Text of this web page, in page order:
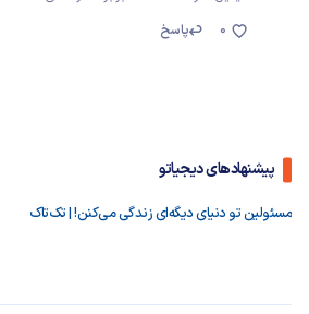
پاسخ
0
پیشنهادهای دیجیاتو
مسئولین تو دنیای دیگه‌ای زندگی می‌کنن! | تک‌تاک